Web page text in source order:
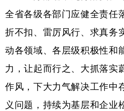
Русский язык
全省各级各部门应健全责任
折不扣、雷厉风行、求真务
动各领域、各层级积极性和
力，让起而行之、大抓落实
作风，下大力气解决工作中
义问题，持续为基层和企业